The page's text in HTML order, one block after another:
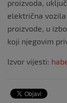
proizvoda,
električna vozila
proizvode, u
koji njegovim
Izvor vijesti: